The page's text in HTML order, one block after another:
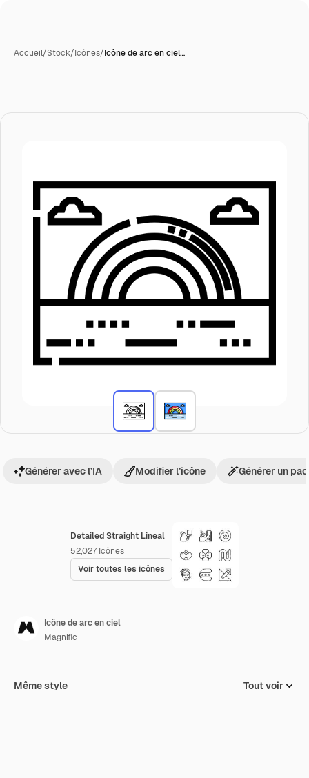
Accueil/Stock/Icônes/Icône de arc en ciel…
Detailed Straight Lineal
52,027 Icônes
Voir toutes les icônes
Générer avec l’IA Modifier l’icône Générer un
Icône de arc en ciel
Magnific
Même style Tout voir